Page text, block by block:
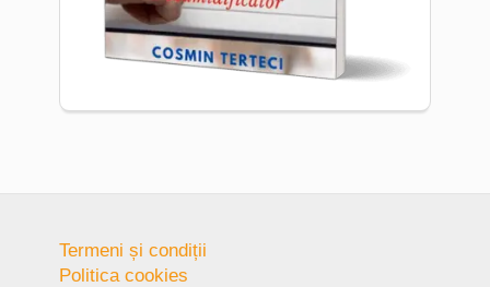
Termeni și condiții
Politica cookies